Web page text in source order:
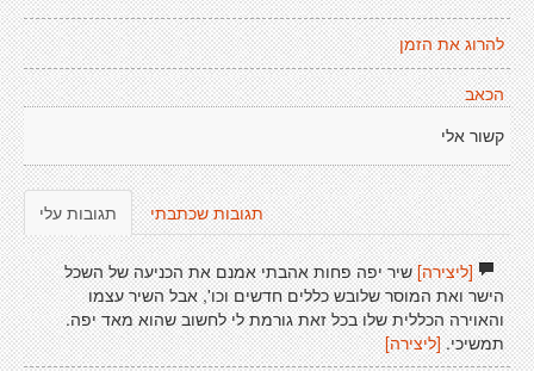
להרוג את הזמן
הכאב
קשור אלי
תגובות עלי תגובות שכתבתי
[ליצירה]שיר יפה פחות אהבתי אמנם את הכניעה של השכל
הישר ואת המוסר שלובש כללים חדשים וכו', אבל השיר עצמו
והאוירה הכללית שלו בכל זאת גורמת לי לחשוב שהוא מאד יפה.
תמשיכי. [ליצירה]